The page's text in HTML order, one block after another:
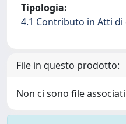
Tipologia:
4.1 Contributo in Atti di
File in questo prodotto:
Non ci sono file